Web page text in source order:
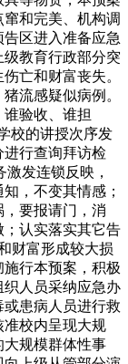
和完美、机构调
区进入准备应急
教育行政部分突
亡和财富丧失。
流感疑似病例。
验收、谁担
校的讲授次序发
行查询拜访检
发连锁反映，
，不变其情感；
要报请门，消
；认实落实其它告
财富形成较大损
行本预案，积极
人员采纳应急办
患病人员进行救
校内呈现大规
规模群体性事